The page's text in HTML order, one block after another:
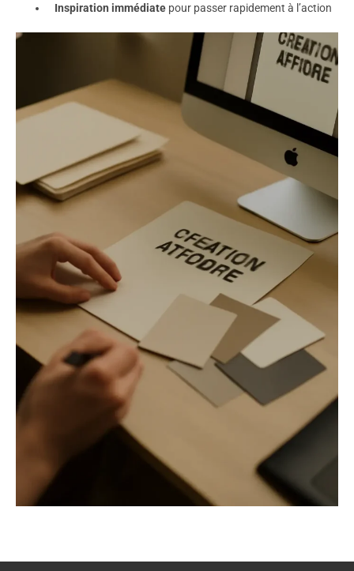
Inspiration immédiatepour passer rapidement à l’action